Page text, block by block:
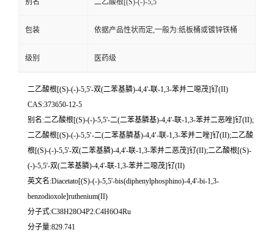
包装 依据产品性状而定,一般为:纸板桶或镀锌铁桶
级别 医药级
二乙酸根[(S)-(-)-5,5'-双(二苯基膦)-4,4'-联-1,3-苯并二噁茂]钌(II)
CAS:373650-12-5
别名:二乙酸根[(S)-(-)-5,5'-二(二苯基膦基)-4,4'-联-1,3-苯并二恶唑]钌(II);
二乙酸根[(S)-(-)-5,5′-二(二苯基膦基)-4,4′-联-1,3-苯并二唑]钌(II);二乙酸
根[(S)-(-)-5,5'-双(二苯基膦)-4,4'-联-1,3-苯并二恶茂]钌(II);二乙酸根[(S)-
(-)-5,5'-双(二苯基膦)-4,4'-联-1,3-苯并二噁茂]钌(II)
英文名:Diacetato[(S)-(-)-5,5'-bis(diphenylphosphino)-4,4'-bi-1,3-
benzodioxole]ruthenium(II)
分子式:C38H28O4P2.C4H6O4Ru
分子量:829.741